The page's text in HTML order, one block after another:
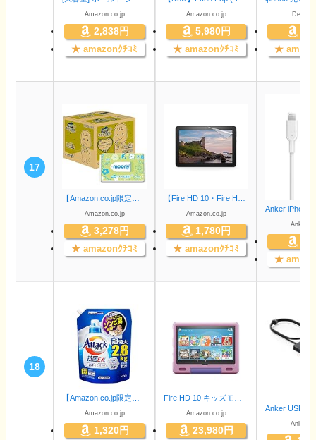
Amazon.co.jp
2,838円
★ amazonｸﾁｺﾐ
Amazon.co.jp
5,980円
★ amazonｸﾁｺﾐ ★
17
Amazon.co.jp
3,278円
★ amazonｸﾁｺﾐ
Amazon.co.jp
1,780円
★ amazonｸﾁｺﾐ
★
18
Amazon.co.jp
1,320円
Amazon.co.jp
23,980円